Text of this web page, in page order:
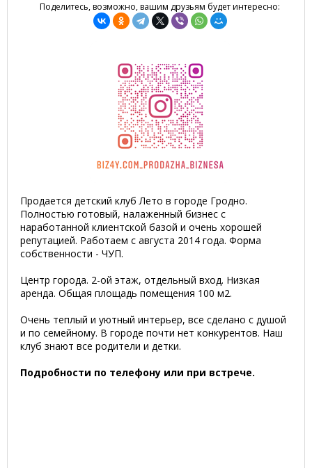
Поделитесь, возможно, вашим друзьям будет интересно:
Продается детский клуб Лето в городе Гродно.
Полностью готовый, налаженный бизнес с
наработанной клиентской базой и очень хорошей
репутацией. Работаем с августа 2014 года. Форма
собственности - ЧУП.
Центр города. 2-ой этаж, отдельный вход. Низкая
аренда. Общая площадь помещения 100 м2.
Очень теплый и уютный интерьер, все сделано с душой
и по семейному. В городе почти нет конкурентов. Наш
клуб знают все родители и детки.
Подробности по телефону или при встрече.